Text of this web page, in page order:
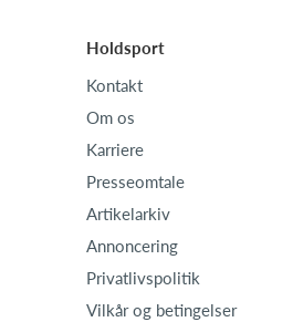
Holdsport
Kontakt
Om os
Karriere
Presseomtale
Artikelarkiv
Annoncering
Privatlivspolitik
Vilkår og betingelser